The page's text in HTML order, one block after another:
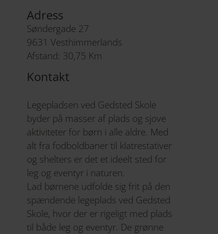
Adress
Søndergade 27
9631 Vesthimmerlands
Afstand: 30,75 Km
Kontakt
Legepladsen ved Gedsted Skole
byder på masser af plads og sjove
aktiviteter for børn i alle aldre. Med
alt fra fodboldbaner til klatrestativer
og shelters er det et ideelt sted for
leg og eventyr i naturen.
Lad børnene udfolde sig frit på den
spændende legeplads ved Gedsted
Skole, hvor der er rigeligt med plads
til både leg og eventyr. De grønne